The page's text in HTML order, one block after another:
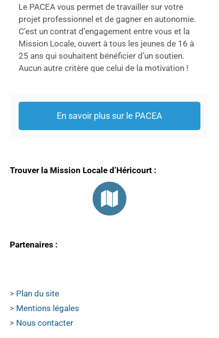
Le PACEA vous permet de travailler sur votre
projet professionnel et de gagner en autonomie.
C’est un contrat d’engagement entre vous et la
Mission Locale, ouvert à tous les jeunes de 16 à
25 ans qui souhaitent bénéficier d’un soutien.
Aucun autre critère que celui de la motivation !
En savoir plus sur le PACEA
Trouver la Mission Locale d’Héricourt :
Partenaires :
> Plan du site
> Mentions légales
> Nous contacter